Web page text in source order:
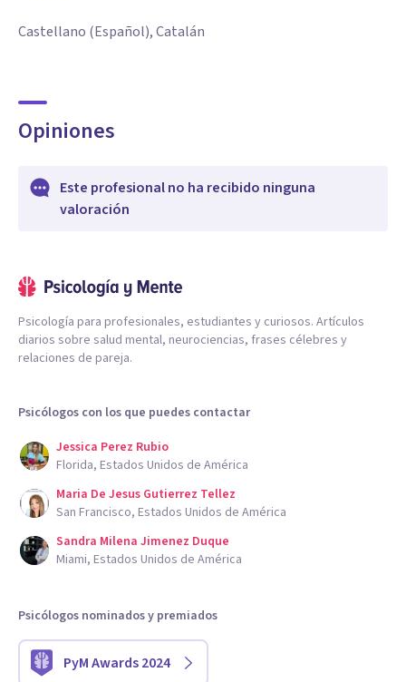
Castellano (Español), Catalán
Opiniones
Este profesional no ha recibido ninguna
valoración
Psicología para profesionales, estudiantes y curiosos. Artículos
diarios sobre salud mental, neurociencias, frases célebres y
relaciones de pareja.
Psicólogos con los que puedes contactar
Jessica Perez Rubio
Florida, Estados Unidos de América
Maria De Jesus Gutierrez Tellez
San Francisco, Estados Unidos de América
Sandra Milena Jimenez Duque
Miami, Estados Unidos de América
Psicólogos nominados y premiados
PyM Awards 2024